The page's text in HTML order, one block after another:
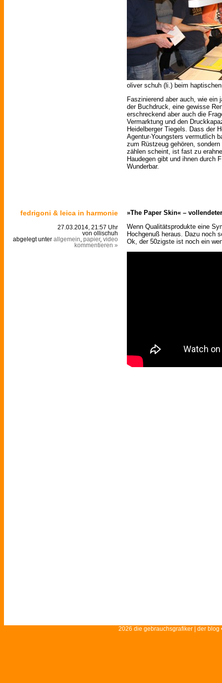
oliver schuh (li.) beim
Faszinierend aber auch, wie ein
der Buchdruck, eine gewisse
erschreckend aber auch die
Vermarktung und den
Heidelberger Tiegels. Dass der
Agentur-Youngsters vermutlich
zum Rüstzeug gehören,
zählen scheint, ist fast zu
Haudegen gibt und ihnen durch
Wunderbar.
fedrigoni & leica in harmonie
27.03.2014, 21:57 Uhr
von ollischuh
abgelegt unter allgemein papier, video
kommentieren »
»The Paper Skin« –
Wenn Qualitätsprodukte eine
Hochgenuß heraus. Dazu noch
Ok, der 50zigste ist noch ein
2026 die gebrauchsgrafiker | der blog